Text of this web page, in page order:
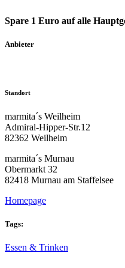
Spare 1 Euro auf alle
Anbieter
Standort
marmita´s Weilheim
Admiral-Hipper-Str.12
82362 Weilheim
marmita´s Murnau
Obermarkt 32
82418 Murnau am Staffelsee
Homepage
Tags:
Essen & Trinken